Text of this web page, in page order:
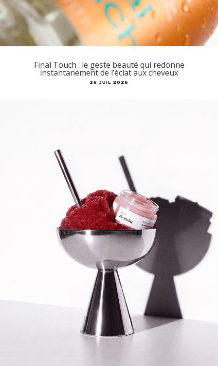
Final Touch : le geste beauté qui redonne
instantanément de l’éclat aux cheveux
26 JUIL 2026